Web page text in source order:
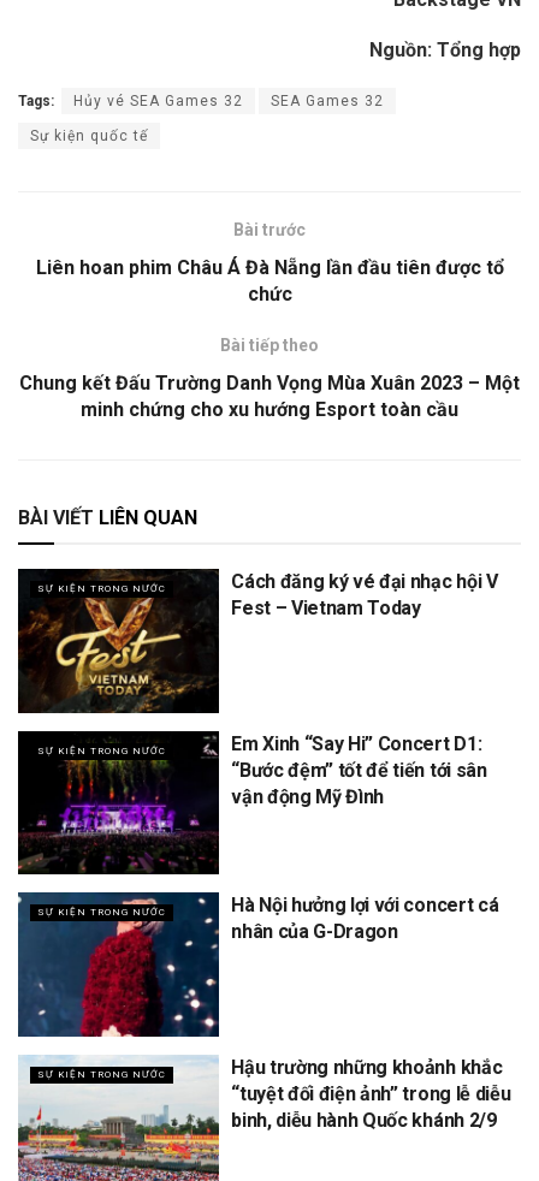
Nguồn: Tổng hợp
Tags: Hủy vé SEA Games 32 SEA Games 32
Sự kiện quốc tế
Bài trước
Liên hoan phim Châu Á Đà Nẵng lần đầu tiên được tổ
chức
Bài tiếp theo
Chung kết Đấu Trường Danh Vọng Mùa Xuân 2023 – Một
minh chứng cho xu hướng Esport toàn cầu
BÀI VIẾT LIÊN QUAN
SỰ KIỆN TRONG NƯỚC
Cách đăng ký vé đại nhạc hội V
Fest – Vietnam Today
SỰ KIỆN TRONG NƯỚC
Em Xinh “Say Hi” Concert D1:
“Bước đệm” tốt để tiến tới sân
vận động Mỹ Đình
SỰ KIỆN TRONG NƯỚC
Hà Nội hưởng lợi với concert cá
nhân của G-Dragon
SỰ KIỆN TRONG NƯỚC
Hậu trường những khoảnh khắc
“tuyệt đối điện ảnh” trong lễ diễu
binh, diễu hành Quốc khánh 2/9